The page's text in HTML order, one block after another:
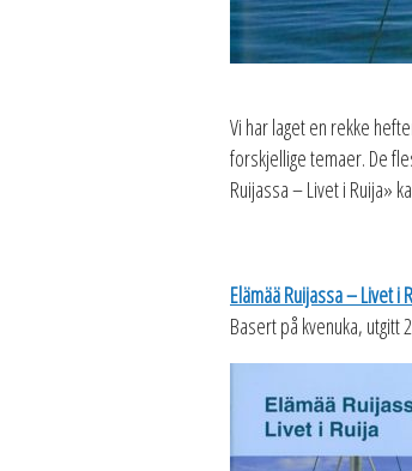
Vi har laget en rekke
forskjellige temaer. De
Ruijassa – Livet i Ruija»
Elämää Ruijassa – Livet i
Basert på kvenuka, utgitt